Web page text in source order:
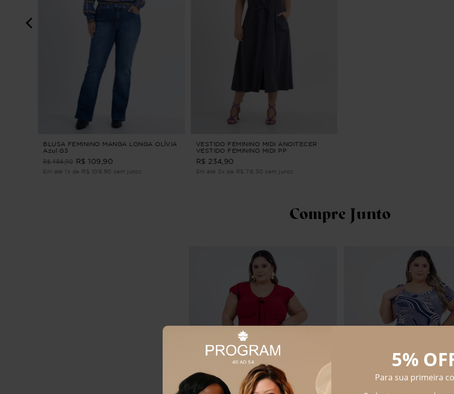
BLUSA FEMININO MANGA LONGA OLÍVIA
Azul G3
R$ 184,90 R$ 109,90
Em até 1x de R$ 109,90 sem juros
VESTIDO FEMININO MIDI ANOITECER
VESTIDO FEMININO MIDI PP
R$ 234,90
Em até 3x de R$ 78,30 sem juros
Compre Junto